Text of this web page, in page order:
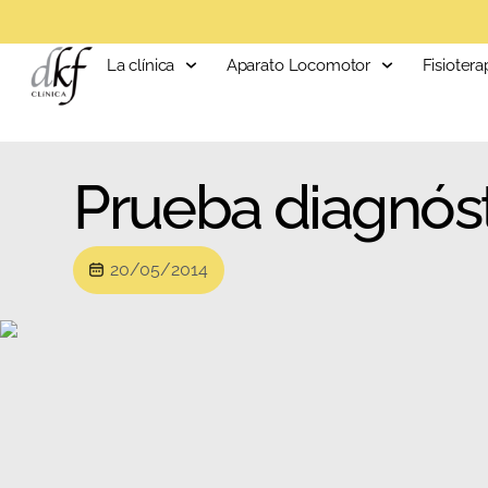
La clínica Aparato Locomotor
Prueba
20/05/2014